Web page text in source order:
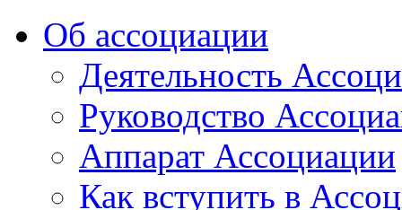
Об ассоциации
Деятельность
Руководство
Аппарат Ассоциации
Как вступить в